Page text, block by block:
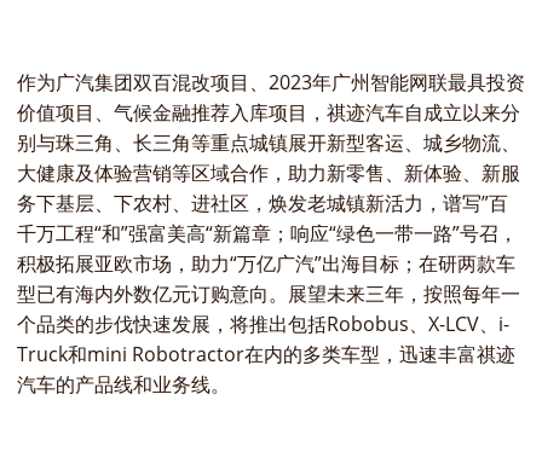
作为广汽集团双百混改项目、2023年广州智能网联最具投资
价值项目、气候金融推荐入库项目，祺迹汽车自成立以来分
别与珠三角、长三角等重点城镇展开新型客运、城乡物流、
大健康及体验营销等区域合作，助力新零售、新体验、新服
务下基层、下农村、进社区，焕发老城镇新活力，谱写”百
千万工程“和”强富美高“新篇章；响应“绿色一带一路”号召，
积极拓展亚欧市场，助力“万亿广汽”出海目标；在研两款车
型已有海内外数亿元订购意向。展望未来三年，按照每年一
个品类的步伐快速发展，将推出包括Robobus、X-LCV、i-
Truck和mini Robotractor在内的多类车型，迅速丰富祺迹
汽车的产品线和业务线。